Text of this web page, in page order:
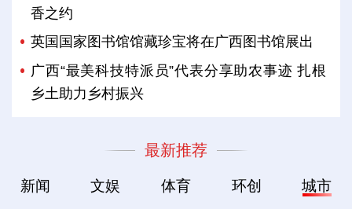
香之约
英国国家图书馆馆藏珍宝将在广西图书馆展出
广西“最美科技特派员”代表分享助农事迹 扎根
乡土助力乡村振兴
最新推荐
新闻 文娱 体育 环创 城市